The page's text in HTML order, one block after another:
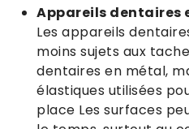
Appareils dentaires
Les appareils
moins sujets aux
dentaires en métal,
élastiques utilisées
place Les surfaces